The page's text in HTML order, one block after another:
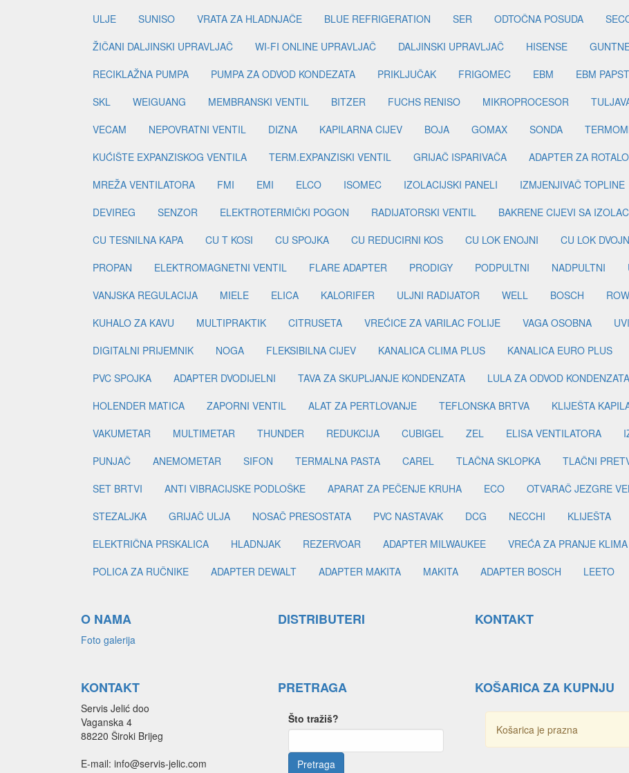
ULJE
SUNISO VRATA ZA HLADNJAČE BLUE REFRIGERATION SER ODTOČNA POSUDA
ŽIČANI DALJINSKI UPRAVLJAČ
WI-FI ONLINE UPRAVLJAČ DALJINSKI UPRAVLJAČ HISENSE
RECIKLAŽNA PUMPA
PUMPA ZA ODVOD KONDEZATA PRIKLJUČAK FRIGOMEC EBM EBM PAPST
SKL
WEIGUANG MEMBRANSKI VENTIL BITZER FUCHS RENISO MIKROPROCESOR
VECAM
NEPOVRATNI VENTIL DIZNA KAPILARNA CIJEV BOJA GOMAX SONDA
KUĆIŠTE EXPANZISKOG VENTILA
TERM.EXPANZISKI VENTIL GRIJAČ ISPARIVAČA ADAPTER ZA
MREŽA VENTILATORA
FMI EMI ELCO ISOMEC IZOLACIJSKI PANELI IZMJENJIVAČ TOPLINE
DEVIREG
SENZOR ELEKTROTERMIČKI POGON RADIJATORSKI VENTIL BAKRENE CIJEVI SA
CU TESNILNA KAPA
CU T KOSI CU SPOJKA CU REDUCIRNI KOS CU LOK ENOJNI CU LOK
PROPAN
ELEKTROMAGNETNI VENTIL FLARE ADAPTER PRODIGY PODPULTNI NADPULTNI
VANJSKA REGULACIJA
MIELE ELICA KALORIFER ULJNI RADIJATOR WELL BOSCH
KUHALO ZA KAVU
MULTIPRAKTIK CITRUSETA VREĆICE ZA VARILAC FOLIJE VAGA OSOBNA
DIGITALNI PRIJEMNIK
NOGA FLEKSIBILNA CIJEV KANALICA CLIMA PLUS KANALICA EURO PLUS
PVC SPOJKA
ADAPTER DVODIJELNI TAVA ZA SKUPLJANJE KONDENZATA LULA ZA ODVOD KONDENZATA
HOLENDER MATICA
ZAPORNI VENTIL ALAT ZA PERTLOVANJE TEFLONSKA BRTVA KLIJEŠTA
VAKUMETAR
MULTIMETAR THUNDER REDUKCIJA CUBIGEL ZEL ELISA VENTILATORA
PUNJAČ
ANEMOMETAR SIFON TERMALNA PASTA CAREL TLAČNA SKLOPKA TLAČNI
SET BRTVI
ANTI VIBRACIJSKE PODLOŠKE APARAT ZA PEČENJE KRUHA ECO OTVARAČ JEZGRE
STEZALJKA
GRIJAČ ULJA NOSAČ PRESOSTATA PVC NASTAVAK DCG NECCHI KLIJEŠTA
ELEKTRIČNA PRSKALICA
HLADNJAK REZERVOAR ADAPTER MILWAUKEE VREĆA ZA PRANJE KLIMA
POLICA ZA RUČNIKE
ADAPTER DEWALT ADAPTER MAKITA MAKITA ADAPTER BOSCH LEETO
O NAMA
Foto galerija
DISTRIBUTERI KONTAKT
KONTAKT
Servis Jelić doo
Vaganska 4
88220 Široki Brijeg
E-mail: info@servis-jelic.com
PRETRAGA
Što tražiš?
KOŠARICA ZA KUPNJU
Košarica je prazna